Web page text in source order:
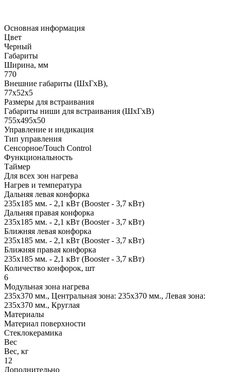
Основная информация
Цвет
Черный
Габариты
Ширина, мм
770
Внешние габариты (ШхГхВ),
77х52х5
Размеры для встраивания
Габариты ниши для встраивания (ШхГхВ)
755х495х50
Управление и индикация
Тип управления
Сенсорное/Touch Control
Функциональность
Таймер
Для всех зон нагрева
Нагрев и температура
Дальняя левая конфорка
235x185 мм. - 2,1 кВт (Booster - 3,7 кВт)
Дальняя правая конфорка
235x185 мм. - 2,1 кВт (Booster - 3,7 кВт)
Ближняя левая конфорка
235x185 мм. - 2,1 кВт (Booster - 3,7 кВт)
Ближняя правая конфорка
235x185 мм. - 2,1 кВт (Booster - 3,7 кВт)
Количество конфорок, шт
6
Модульная зона нагрева
235x370 мм., Центральная зона: 235x370 мм., Левая зона:
235x370 мм., Круглая
Материалы
Материал поверхности
Стеклокерамика
Вес
Вес, кг
12
Дополнительно